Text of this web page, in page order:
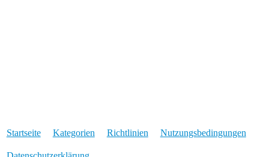
Startseite Kategorien Richtlinien Nutzungsbedingungen